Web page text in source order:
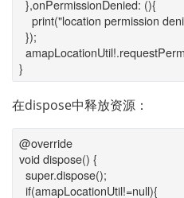
},onPermissionDenied: (){
print("location permission
});
}
在dispose中释放资源：
@override
void dispose() {
super.dispose();
if(amapLocationUtil!=null){